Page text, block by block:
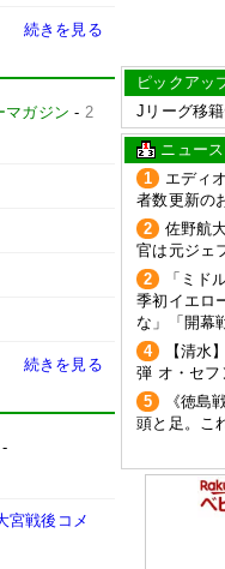
続きを見る
マガジン - 2
続きを見る
-
宮戦後コメ
ピックアッ
Jリーグ移
ニュー
1
エディ
者数更新の
2
佐野航
官は元ジェ
2
「ミド
季初イエロ
な」「開幕
4
【清水
弾 オ・セフ
5
《徳島
頭と足。こ